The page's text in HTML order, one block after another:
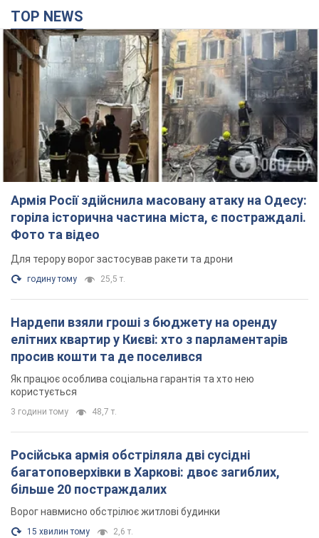
TOP NEWS
Армія Росії здійснила масовану атаку на Одесу:
горіла історична частина міста, є постраждалі.
Фото та відео
Для терору ворог застосував ракети та дрони
годину тому 25,5 т.
Нардепи взяли гроші з бюджету на оренду
елітних квартир у Києві: хто з парламентарів
просив кошти та де поселився
Як працює особлива соціальна гарантія та хто нею
користується
3 години тому 48,7 т.
Російська армія обстріляла дві сусідні
багатоповерхівки в Харкові: двоє загиблих,
більше 20 постраждалих
Ворог навмисно обстрілює житлові будинки
15 хвилин тому 2,6 т.